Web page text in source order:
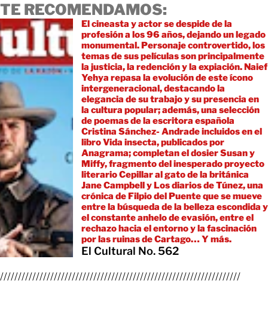
TE RECOMENDAMOS:
El cineasta y actor se despide de la
profesión a los 96 años, dejando un legado
monumental. Personaje controvertido, los
temas de sus películas son principalmente
la justicia, la redención y la expiación. Naief
Yehya repasa la evolución de este ícono
intergeneracional, destacando la
elegancia de su trabajo y su presencia en
la cultura popular; además, una selección
de poemas de la escritora española
Cristina Sánchez- Andrade incluidos en el
libro Vida insecta, publicados por
Anagrama; completan el dosier Susan y
Miffy, fragmento del inesperado proyecto
literario Cepillar al gato de la británica
Jane Campbell y Los diarios de Túnez, una
crónica de Filpio del Puente que se mueve
entre la búsqueda de la belleza escondida y
el constante anhelo de evasión, entre el
rechazo hacia el entorno y la fascinación
por las ruinas de Cartago… Y más.
El Cultural No. 562
///////////////////////////////////////////////////////////////////